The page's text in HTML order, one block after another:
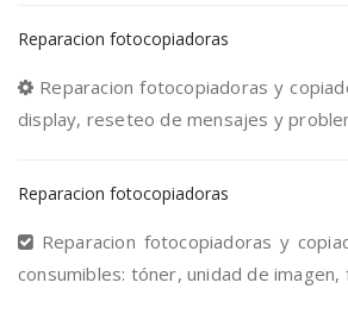
Reparacion fotocopiadoras
Reparacion fotocopiadoras y
display, reseteo de mensajes y
Reparacion fotocopiadoras
Reparacion fotocopiadoras y
consumibles: tóner, unidad de imagen,